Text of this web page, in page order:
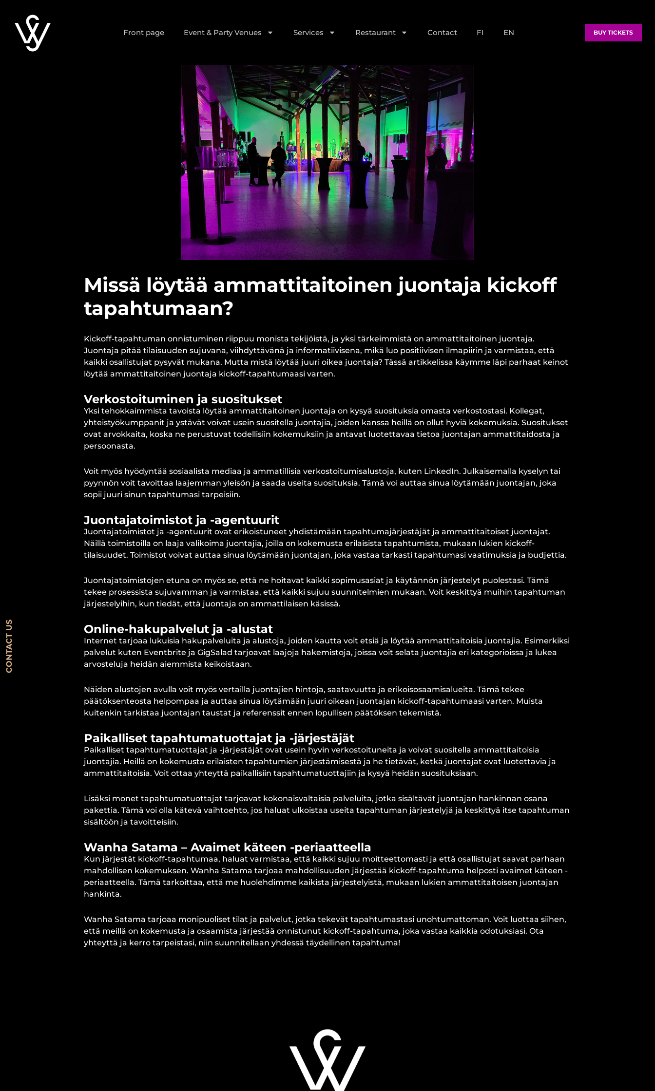
content
Front page Event & Party Venues Services Restaurant Contact FI EN BUY TICKETS
Missä löytää ammattitaitoinen juontaja kickoff
tapahtumaan?
Kickoff-tapahtuman onnistuminen riippuu monista tekijöistä, ja yksi tärkeimmistä on ammattitaitoinen juontaja.
Juontaja pitää tilaisuuden sujuvana, viihdyttävänä ja informatiivisena, mikä luo positiivisen ilmapiirin ja varmistaa, että
kaikki osallistujat pysyvät mukana. Mutta mistä löytää juuri oikea juontaja? Tässä artikkelissa käymme läpi parhaat keinot
löytää ammattitaitoinen juontaja kickoff-tapahtumaasi varten.
Verkostoituminen ja suositukset
Yksi tehokkaimmista tavoista löytää ammattitaitoinen juontaja on kysyä suosituksia omasta verkostostasi. Kollegat,
yhteistyökumppanit ja ystävät voivat usein suositella juontajia, joiden kanssa heillä on ollut hyviä kokemuksia. Suositukset
ovat arvokkaita, koska ne perustuvat todellisiin kokemuksiin ja antavat luotettavaa tietoa juontajan ammattitaidosta ja
persoonasta.
Voit myös hyödyntää sosiaalista mediaa ja ammatillisia verkostoitumisalustoja, kuten LinkedIn. Julkaisemalla kyselyn tai
pyynnön voit tavoittaa laajemman yleisön ja saada useita suosituksia. Tämä voi auttaa sinua löytämään juontajan, joka
sopii juuri sinun tapahtumasi tarpeisiin.
Juontajatoimistot ja -agentuurit
Juontajatoimistot ja -agentuurit ovat erikoistuneet yhdistämään tapahtumajärjestäjät ja ammattitaitoiset juontajat.
Näillä toimistoilla on laaja valikoima juontajia, joilla on kokemusta erilaisista tapahtumista, mukaan lukien kickoff-
tilaisuudet. Toimistot voivat auttaa sinua löytämään juontajan, joka vastaa tarkasti tapahtumasi vaatimuksia ja budjettia.
Juontajatoimistojen etuna on myös se, että ne hoitavat kaikki sopimusasiat ja käytännön järjestelyt puolestasi. Tämä
tekee prosessista sujuvamman ja varmistaa, että kaikki sujuu suunnitelmien mukaan. Voit keskittyä muihin tapahtuman
järjestelyihin, kun tiedät, että juontaja on ammattilaisen käsissä.
Online-hakupalvelut ja -alustat
Internet tarjoaa lukuisia hakupalveluita ja alustoja, joiden kautta voit etsiä ja löytää ammattitaitoisia juontajia. Esimerkiksi
palvelut kuten Eventbrite ja GigSalad tarjoavat laajoja hakemistoja, joissa voit selata juontajia eri kategorioissa ja lukea
arvosteluja heidän aiemmista keikoistaan.
Näiden alustojen avulla voit myös vertailla juontajien hintoja, saatavuutta ja erikoisosaamisalueita. Tämä tekee
päätöksenteosta helpompaa ja auttaa sinua löytämään juuri oikean juontajan kickoff-tapahtumaasi varten. Muista
kuitenkin tarkistaa juontajan taustat ja referenssit ennen lopullisen päätöksen tekemistä.
Paikalliset tapahtumatuottajat ja -järjestäjät
Paikalliset tapahtumatuottajat ja -järjestäjät ovat usein hyvin verkostoituneita ja voivat suositella ammattitaitoisia
juontajia. Heillä on kokemusta erilaisten tapahtumien järjestämisestä ja he tietävät, ketkä juontajat ovat luotettavia ja
ammattitaitoisia. Voit ottaa yhteyttä paikallisiin tapahtumatuottajiin ja kysyä heidän suosituksiaan.
Lisäksi monet tapahtumatuottajat tarjoavat kokonaisvaltaisia palveluita, jotka sisältävät juontajan hankinnan osana
pakettia. Tämä voi olla kätevä vaihtoehto, jos haluat ulkoistaa useita tapahtuman järjestelyjä ja keskittyä itse tapahtuman
sisältöön ja tavoitteisiin.
Wanha Satama – Avaimet käteen -periaatteella
Kun järjestät kickoff-tapahtumaa, haluat varmistaa, että kaikki sujuu moitteettomasti ja että osallistujat saavat parhaan
mahdollisen kokemuksen. Wanha Satama tarjoaa mahdollisuuden järjestää kickoff-tapahtuma helposti avaimet käteen -
periaatteella. Tämä tarkoittaa, että me huolehdimme kaikista järjestelyistä, mukaan lukien ammattitaitoisen juontajan
hankinta.
Wanha Satama tarjoaa monipuoliset tilat ja palvelut, jotka tekevät tapahtumastasi unohtumattoman. Voit luottaa siihen,
että meillä on kokemusta ja osaamista järjestää onnistunut kickoff-tapahtuma, joka vastaa kaikkia odotuksiasi. Ota
yhteyttä ja kerro tarpeistasi, niin suunnitellaan yhdessä täydellinen tapahtuma!
CONTACT US